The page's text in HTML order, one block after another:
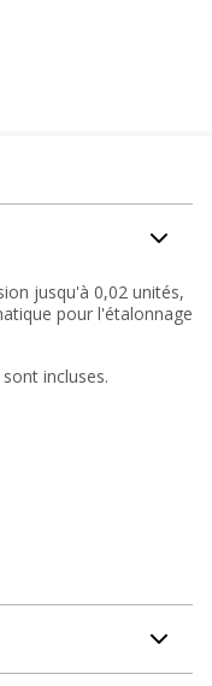
jusqu'à 0,02 unités,
pour l'étalonnage
incluses.